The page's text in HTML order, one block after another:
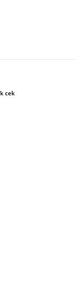
cek